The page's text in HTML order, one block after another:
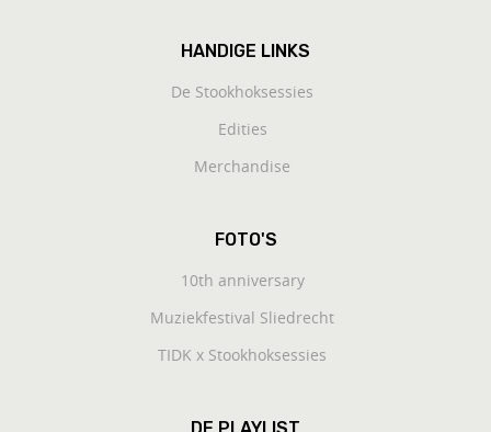
HANDIGE LINKS
De Stookhoksessies
Edities
Merchandise
FOTO'S
10th anniversary
Muziekfestival Sliedrecht
TIDK x Stookhoksessies